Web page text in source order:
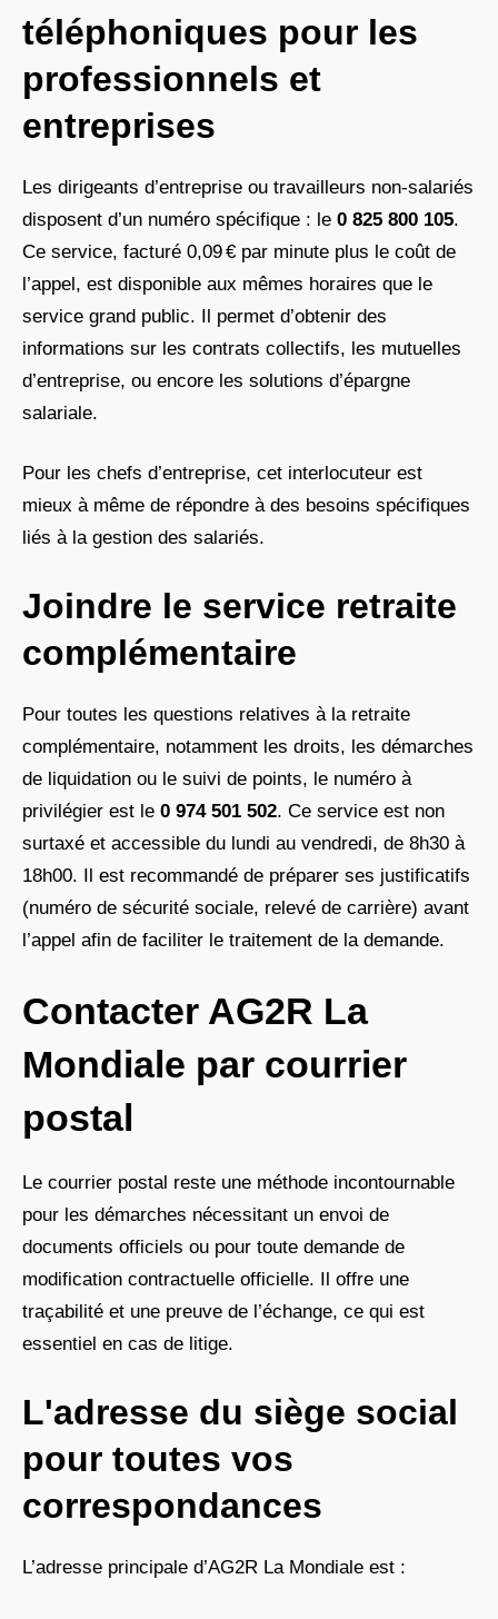
téléphoniques pour les
professionnels et
entreprises
Les dirigeants d’entreprise ou travailleurs non-salariés
disposent d’un numéro spécifique : le 0 825 800 105.
Ce service, facturé 0,09 € par minute plus le coût de
l’appel, est disponible aux mêmes horaires que le
service grand public. Il permet d’obtenir des
informations sur les contrats collectifs, les mutuelles
d’entreprise, ou encore les solutions d’épargne
salariale.
Pour les chefs d’entreprise, cet interlocuteur est
mieux à même de répondre à des besoins spécifiques
liés à la gestion des salariés.
Joindre le service retraite
complémentaire
Pour toutes les questions relatives à la retraite
complémentaire, notamment les droits, les démarches
de liquidation ou le suivi de points, le numéro à
privilégier est le 0 974 501 502. Ce service est non
surtaxé et accessible du lundi au vendredi, de 8h30 à
18h00. Il est recommandé de préparer ses justificatifs
(numéro de sécurité sociale, relevé de carrière) avant
l’appel afin de faciliter le traitement de la demande.
Contacter AG2R La
Mondiale par courrier
postal
Le courrier postal reste une méthode incontournable
pour les démarches nécessitant un envoi de
documents officiels ou pour toute demande de
modification contractuelle officielle. Il offre une
traçabilité et une preuve de l’échange, ce qui est
essentiel en cas de litige.
L'adresse du siège social
pour toutes vos
correspondances
L’adresse principale d’AG2R La Mondiale est :